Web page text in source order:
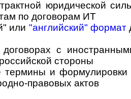
юридической
по договорам ИТ
или "английский" формат
с
стороны
термины и
правовых актов